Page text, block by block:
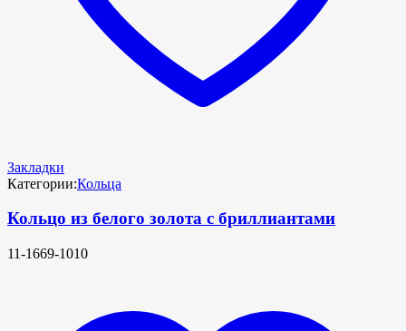
Закладки
Категории:Кольца
Кольцо из белого золота с бриллиантами
11-1669-1010